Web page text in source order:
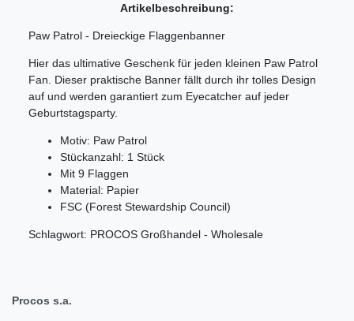
Artikelbeschreibung:
Paw Patrol - Dreieckige Flaggenbanner
Hier das ultimative Geschenk für jeden kleinen Paw Patrol
Fan. Dieser praktische Banner fällt durch ihr tolles Design
auf und werden garantiert zum Eyecatcher auf jeder
Geburtstagsparty.
Motiv: Paw Patrol
Stückanzahl: 1 Stück
Mit 9 Flaggen
Material: Papier
FSC (Forest Stewardship Council)
Schlagwort: PROCOS Großhandel - Wholesale
Procos s.a.